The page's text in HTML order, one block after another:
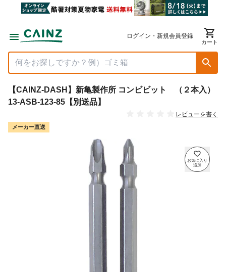
ログイン・新規会員登録
カート
【CAINZ-DASH】新亀製作所 コンビビット （２本入）
13-ASB-123-85【別送品】
レビューを書く
メーカー直送